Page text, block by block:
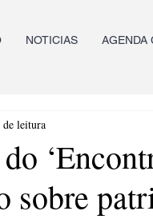
NOTICIAS AGENDA
sobre
leitura